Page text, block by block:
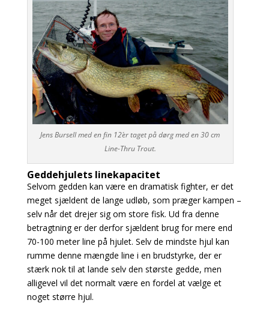
Jens Bursell med en fin 12´er taget på dørg med en 30 cm
Line-Thru Trout.
Geddehjulets linekapacitet
Selvom gedden kan være en dramatisk fighter, er det
meget sjældent de lange udløb, som præger kampen –
selv når det drejer sig om store fisk. Ud fra denne
betragtning er der derfor sjældent brug for mere end
70-100 meter line på hjulet. Selv de mindste hjul kan
rumme denne mængde line i en brudstyrke, der er
stærk nok til at lande selv den største gedde, men
alligevel vil det normalt være en fordel at vælge et
noget større hjul.